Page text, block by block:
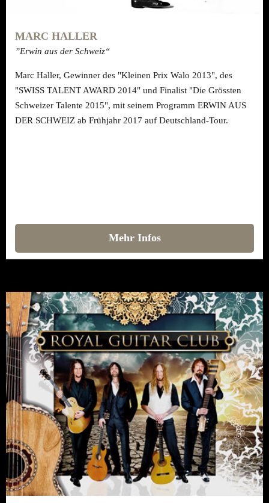
MARC HALLER
”Erwin aus der Schweiz“
Marc Haller, Gewinner des "Kleinen Prix Walo 2013", des
"SWISS TALENT AWARD 2014" und Finalist "Die Grössten
Schweizer Talente 2015", mit seinem Programm ERWIN AUS
DER SCHWEIZ ab Frühjahr 2017 auf Deutschland-Tour.
Mehr Infos